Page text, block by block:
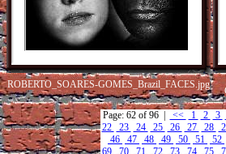
ROBERTO_SOARES-GOMES_Brazil_FACES.jpg
Page: 62 of 96 | << 1 2 3
22
23 24 25 26 27 28
46
47 48 49 50 51 52
69
70 71 72 73 74 75